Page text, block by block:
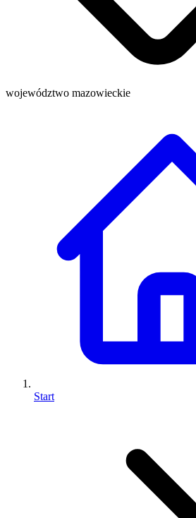
województwo mazowieckie
Start